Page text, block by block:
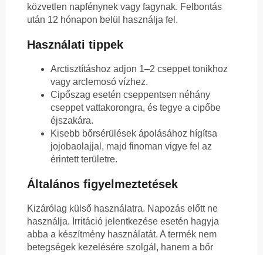
közvetlen napfénynek vagy fagynak. Felbontás
után 12 hónapon belül használja fel.
Használati tippek
Arctisztításhoz adjon 1–2 cseppet tonikhoz
vagy arclemosó vízhez.
Cipőszag esetén cseppentsen néhány
cseppet vattakorongra, és tegye a cipőbe
éjszakára.
Kisebb bőrsérülések ápolásához hígítsa
jojobaolajjal, majd finoman vigye fel az
érintett területre.
Általános figyelmeztetések
Kizárólag külső használatra. Napozás előtt ne
használja. Irritáció jelentkezése esetén hagyja
abba a készítmény használatát. A termék nem
betegségek kezelésére szolgál, hanem a bőr